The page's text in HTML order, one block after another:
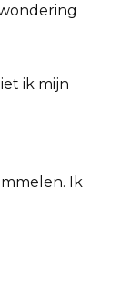
ik mijn
Ik